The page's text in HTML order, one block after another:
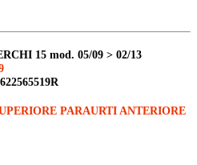
15 mod. 05/09 > 02/13
622565519R
PARAURTI ANTERIORE